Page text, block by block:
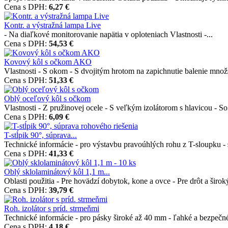
Cena s DPH: 6,27 €
Kontr. a výstražná lampa Live
- Na diaľkové monitorovanie napätia v oploteniach Vlastnosti -...
Cena s DPH: 54,53 €
Kovový kôl s očkom AKO
Vlastnosti - S okom - S dvojitým hrotom na zapichnutie balenie
Cena s DPH: 51,33 €
Oblý oceľový kôl s očkom
Vlastnosti - Z pružinovej ocele - S veľkým izolátorom s hlavicou -
Cena s DPH: 6,09 €
T-stĺpik 90°, súprava...
Technické informácie - pro výstavbu pravoúhlých rohu z T-sloupku -
Cena s DPH: 41,33 €
Oblý sklolaminátový kôl 1,1 m...
Oblasti použitia - Pre hovädzí dobytok, kone a ovce - Pre drôt a
Cena s DPH: 39,79 €
Roh. izolátor s príd. strmeňmi
Technické informácie - pro pásky široké až 40 mm - ľahké a